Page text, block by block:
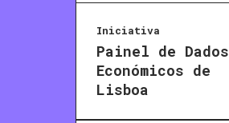
Iniciativa
Painel de Dados
Económicos de
Lisboa